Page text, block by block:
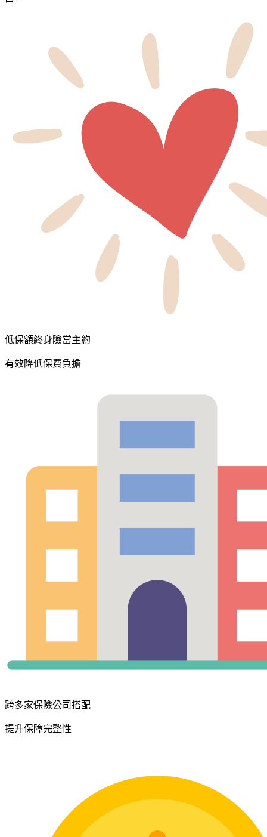
低保額終身險當主約
有效降低保費負擔
跨多家保險公司搭配
提升保障完整性